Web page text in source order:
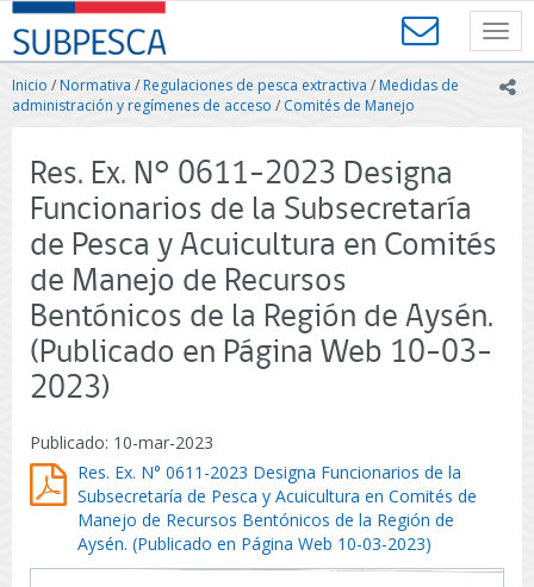
Contenido
principal
SUBPESCA
-
Subsecretaría
de
Acuicultura
Gobierno
de
Chile
Inicio /Normativa / Regulaciones de pesca extractiva / Medidas de
administración y regímenes de acceso / Comités de Manejo
Res. Ex. N° 0611-2023 Designa
Funcionarios de la Subsecretaría
de Pesca y Acuicultura en Comités
de Manejo de Recursos
Bentónicos de la Región de Aysén.
(Publicado en Página Web 10-03-
2023)
Publicado: 10-mar-2023
Res. Ex. N° 0611-2023 Designa Funcionarios de la
Subsecretaría de Pesca y Acuicultura en Comités de
Manejo de Recursos Bentónicos de la Región de
Aysén. (Publicado en Página Web 10-03-2023)